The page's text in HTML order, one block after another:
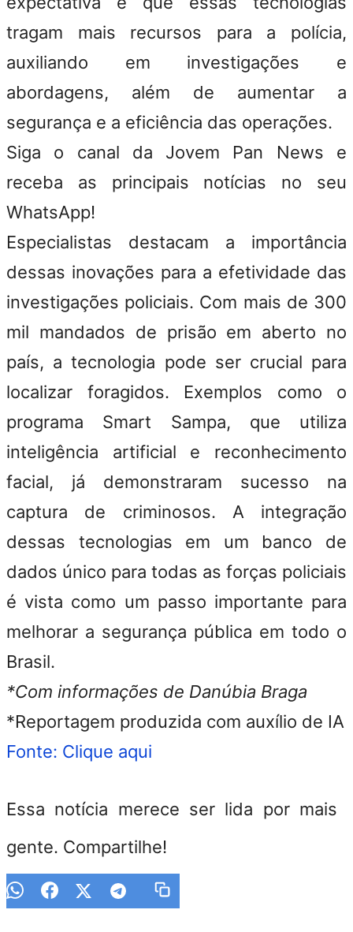
tragam mais recursos para a polícia,
auxiliando em investigações e
abordagens, além de aumentar a
segurança e a eficiência das operações.
Siga o canal da Jovem Pan News e
receba as principais notícias no seu
WhatsApp!
Especialistas destacam a importância
dessas inovações para a efetividade das
investigações policiais. Com mais de 300
mil mandados de prisão em aberto no
país, a tecnologia pode ser crucial para
localizar foragidos. Exemplos como o
programa Smart Sampa, que utiliza
inteligência artificial e reconhecimento
facial, já demonstraram sucesso na
captura de criminosos. A integração
dessas tecnologias em um banco de
dados único para todas as forças policiais
é vista como um passo importante para
melhorar a segurança pública em todo o
Brasil.
*Com informações de Danúbia Braga
*Reportagem produzida com auxílio de IA
Fonte: Clique aqui
Essa notícia merece ser lida por mais
gente. Compartilhe!